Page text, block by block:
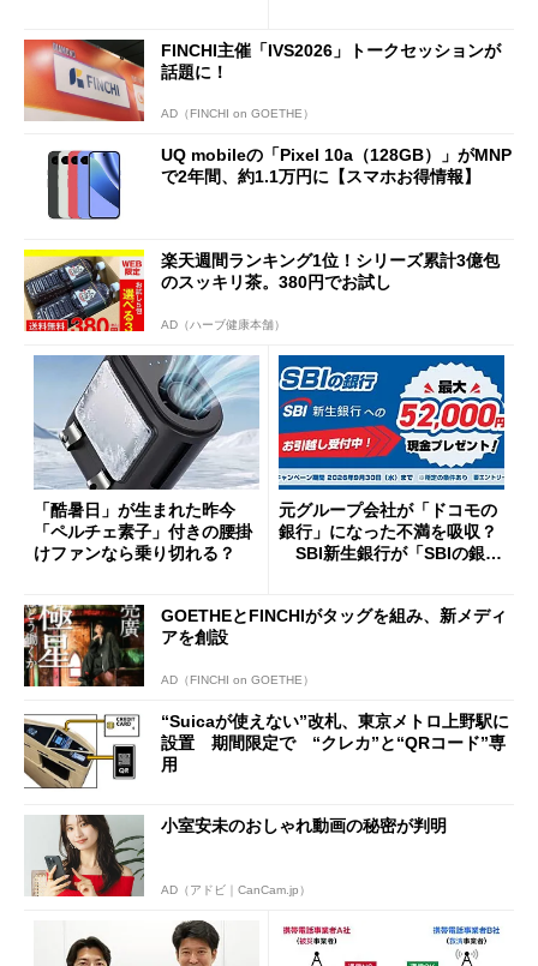
FINCHI主催「IVS2026」トークセッションが
話題に！
AD（FINCHI on GOETHE）
UQ mobileの「Pixel 10a（128GB）」がMNP
で2年間、約1.1万円に【スマホお得情報】
楽天週間ランキング1位！シリーズ累計3億包
のスッキリ茶。380円でお試し
AD（ハーブ健康本舗）
「酷暑日」が生まれた昨今
「ペルチェ素子」付きの腰掛
けファンなら乗り切れる？
元グループ会社が「ドコモの
銀行」になった不満を吸収？
SBI新生銀行が「SBIの銀
開催
GOETHEとFINCHIがタッグを組み、新メディ
アを創設
AD（FINCHI on GOETHE）
“Suicaが使えない”改札、東京メトロ上野駅に
設置 期間限定で “クレカ”と“QRコード”専
用
小室安未のおしゃれ動画の秘密が判明
AD（アドビ｜CanCam.jp）